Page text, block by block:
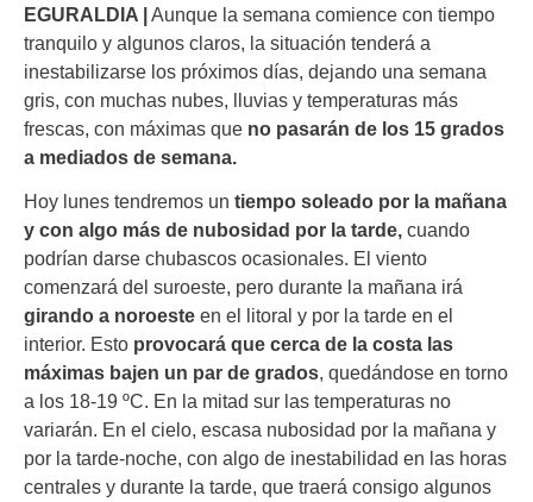
EGURALDIA |
Aunque la semana comience con tiempo
tranquilo y algunos claros, la situación tenderá a
inestabilizarse los próximos días, dejando una semana
gris, con muchas nubes, lluvias y temperaturas más
frescas, con máximas que no pasarán de los 15 grados
a mediados de semana.
Hoy lunes tendremos un tiempo soleado por la mañana
y con algo más de nubosidad por la tarde, cuando
podrían darse chubascos ocasionales. El viento
comenzará del suroeste, pero durante la mañana irá
girando a noroeste en el litoral y por la tarde en el
interior. Esto provocará que cerca de la costa las
máximas bajen un par de grados , quedándose en torno
a los 18-19 ºC. En la mitad sur las temperaturas no
variarán. En el cielo, escasa nubosidad por la mañana y
por la tarde-noche, con algo de inestabilidad en las horas
centrales y durante la tarde, que traerá consigo algunos